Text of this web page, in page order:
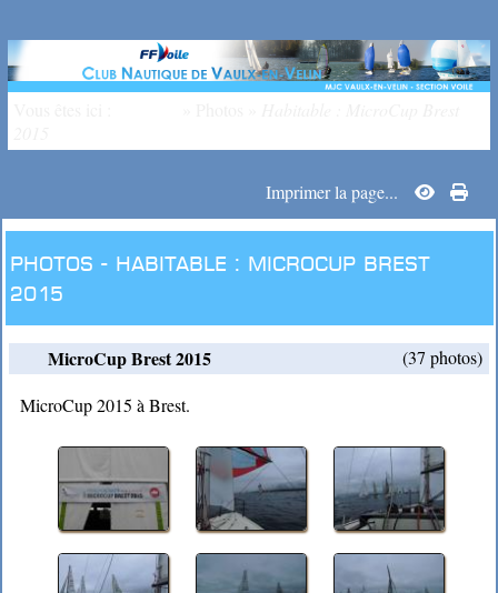
Imprimer la page...
Photos - Habitable : MicroCup Brest
2015
MicroCup Brest 2015 (37 photos)
MicroCup 2015 à Brest.